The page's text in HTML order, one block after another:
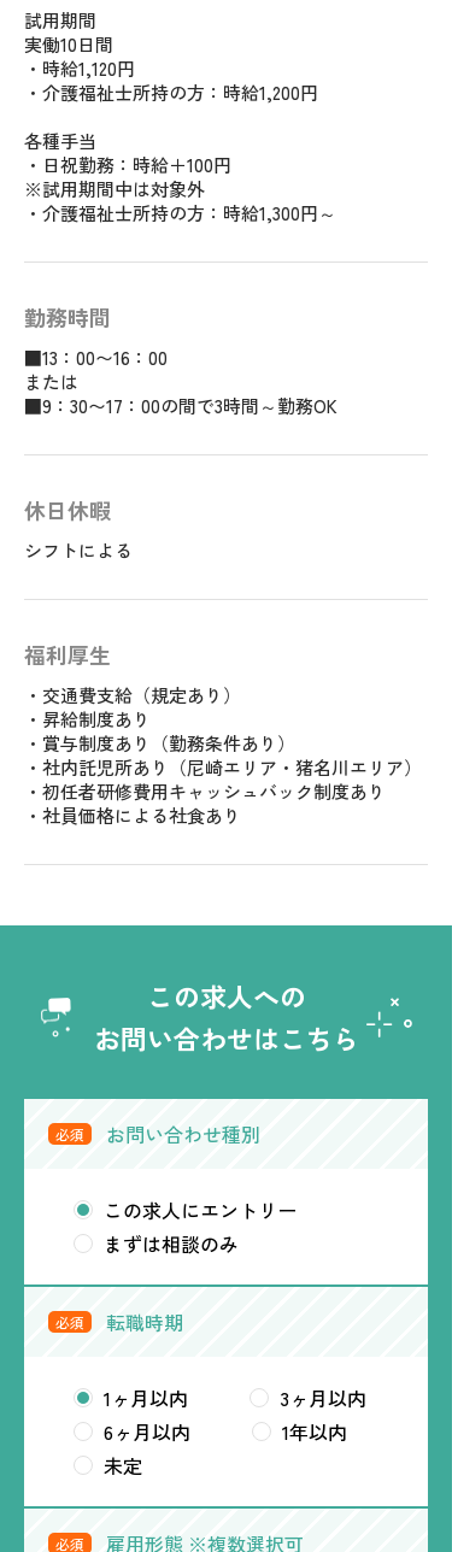
試用期間
実働10日間
・時給1,120円
・介護福祉士所持の方：時給1,200円
各種手当
・日祝勤務：時給＋100円
※試用期間中は対象外
・介護福祉士所持の方：時給1,300円～
勤務時間
■13：00〜16：00
または
■9：30〜17：00の間で3時間～勤務OK
休日休暇
シフトによる
福利厚生
・交通費支給（規定あり）
・昇給制度あり
・賞与制度あり（勤務条件あり）
・社内託児所あり（尼崎エリア・猪名川エリア）
・初任者研修費用キャッシュバック制度あり
・社員価格による社食あり
この求人への
お問い合わせはこちら
必須 お問い合わせ種別
この求人にエントリー
まずは相談のみ
必須 転職時期
1ヶ月以内
3ヶ月以内
6ヶ月以内
1年以内
未定
必須 雇用形態 ※複数選択可